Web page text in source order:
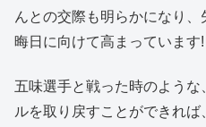
んとの交際も明らかになり
晦日に向けて高まっています!
五味選手と戦った時のよう
ルを取り戻すことができれ